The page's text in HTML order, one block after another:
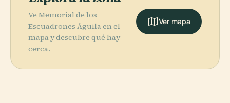
Ve Memorial de los
Escuadrones Águila en el
mapa y descubre qué hay
cerca.
Ver mapa